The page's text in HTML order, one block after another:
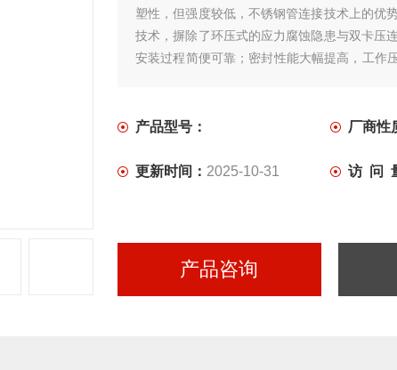
塑性，但强度较低，不锈钢管连接技术上的优
技术，摒除了环压式的应力腐蚀隐患与双卡压
安装过程简便可靠；密封性能大幅提高，工作
产品型号： 厂商性
更新时间： 2025-10-31 访 问
产品咨询